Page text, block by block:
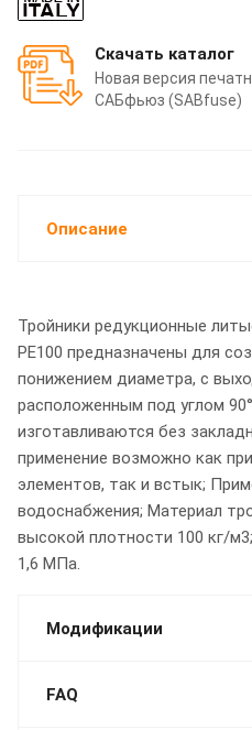
Скачать каталог
Новая версия
САБфьюз (SABfuse)
Описание
Тройники редукционные
PE100 предназначены для
понижением диаметра, с
расположенным под углом
изготавливаются без
применение возможно как
элементов, так и встык;
водоснабжения; Материал
высокой плотности 100 кг/
1,6 МПа.
Модификации
FAQ